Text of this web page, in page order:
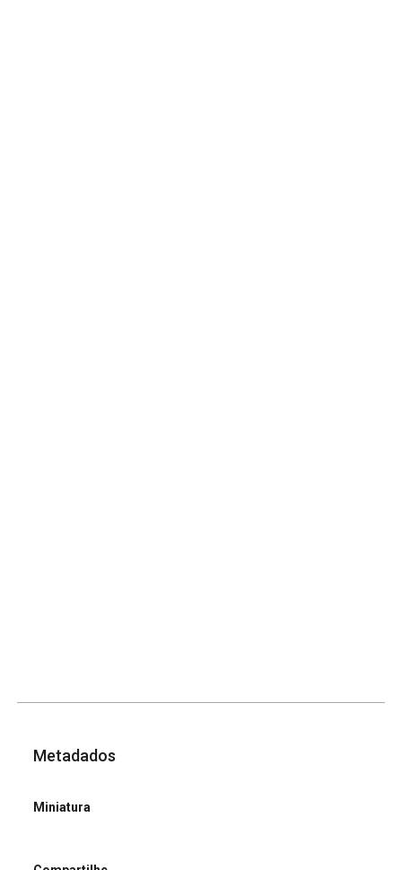
Metadados
Miniatura